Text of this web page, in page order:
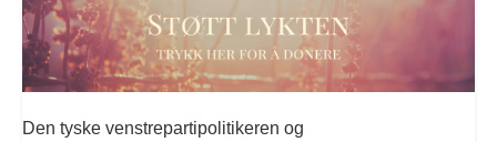
Den tyske venstrepartipolitikeren og